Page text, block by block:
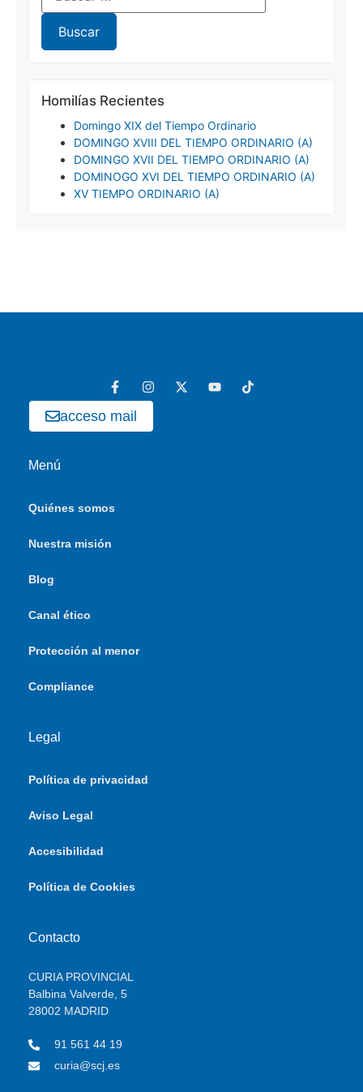
Homilías Recientes
Domingo XIX del Tiempo Ordinario
DOMINGO XVIII DEL TIEMPO ORDINARIO (A)
DOMINGO XVII DEL TIEMPO ORDINARIO (A)
DOMINOGO XVI DEL TIEMPO ORDINARIO (A)
XV TIEMPO ORDINARIO (A)
acceso mail
Menú
Quiénes somos
Nuestra misión
Blog
Canal ético
Protección al menor
Compliance
Legal
Política de privacidad
Aviso Legal
Accesibilidad
Política de Cookies
Contacto
CURIA PROVINCIAL
Balbina Valverde, 5
28002 MADRID
91 561 44 19
curia@scj.es